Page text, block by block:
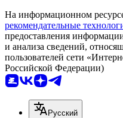
На информационном
рекомендательные
предоставления
и анализа сведений,
пользователей сети
Российской Федерации)
Русский